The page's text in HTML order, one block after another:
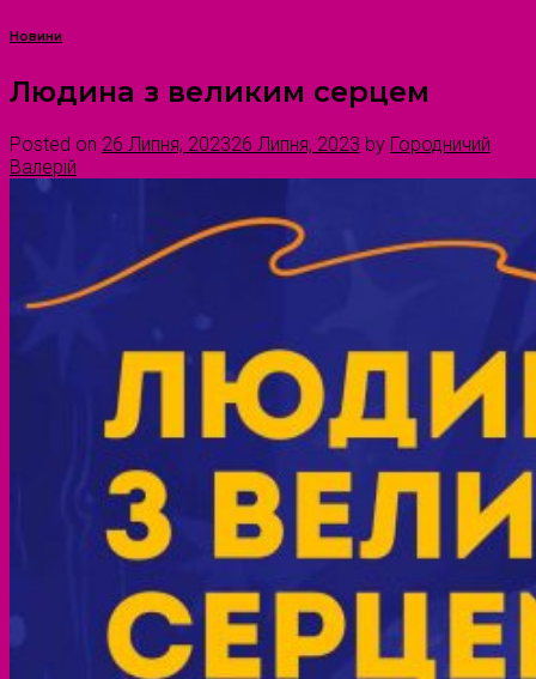
Новини
Людина з великим серцем
Posted on 26 Липня, 202326 Липня, 2023 by Городничий
Валерій